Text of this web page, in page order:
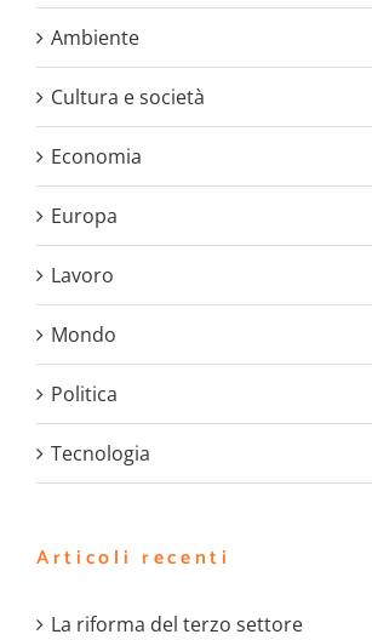
Ambiente
Cultura e società
Economia
Europa
Lavoro
Mondo
Politica
Tecnologia
Articoli recenti
La riforma del terzo settore